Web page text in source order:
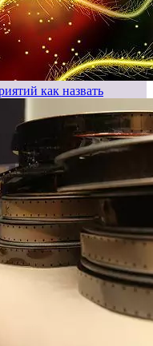
как назвать